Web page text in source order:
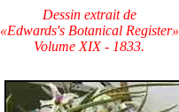
Dessin extrait de
«Edwards's Botanical Register»
Volume XIX - 1833.